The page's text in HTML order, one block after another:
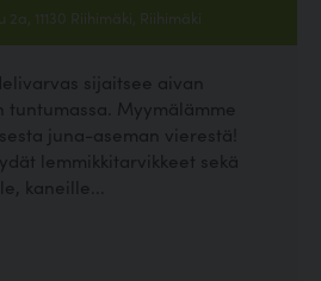
11130 Riihimäki, Riihimäki
sijaitsee aivan
tuntumassa. Myymälämme
juna-aseman vierestä!
lemmikkitarvikkeet sekä
kaneille...